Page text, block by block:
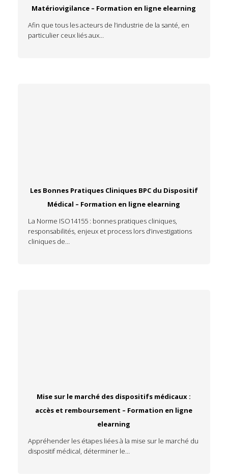
Matériovigilance – Formation en ligne elearning
Afin que tous les acteurs de l’industrie de la santé, en
particulier ceux liés aux…
Les Bonnes Pratiques Cliniques BPC du Dispositif
Médical – Formation en ligne elearning
La Norme ISO14155 : bonnes pratiques cliniques,
responsabilités, enjeux et process lors d’investigations
cliniques de…
Mise sur le marché des dispositifs médicaux :
accès et remboursement – Formation en ligne
elearning
Appréhender les étapes liées à la mise sur le marché du
dispositif médical, déterminer le…